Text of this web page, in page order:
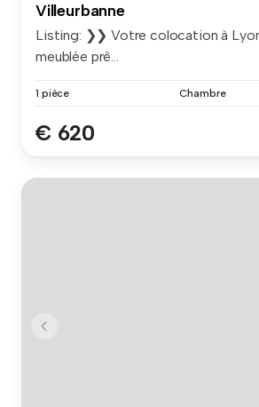
Villeurbanne
Listing: ❯❯ Votre colocation à
meublée prê...
1 pièce Chambre
€ 620